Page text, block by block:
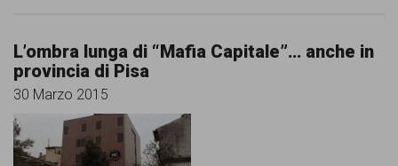
collaborazione
con
persone,
associazioni
L’ombra lunga di “Mafia Capitale”… anche in
provincia di Pisa
30 Marzo 2015